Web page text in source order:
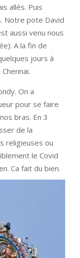
allés. Puis
Notre pote David
aussi venu nous
A la fin de
jours à
On a
pour se faire
bras. En 3
de la
religieuses ou
le Covid
Ca fait du bien.